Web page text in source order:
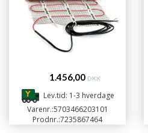
1.456,00 DKK
Lev.tid: 1-3 hverdage
Varenr.:5703466203101
Prodnr.:7235867464